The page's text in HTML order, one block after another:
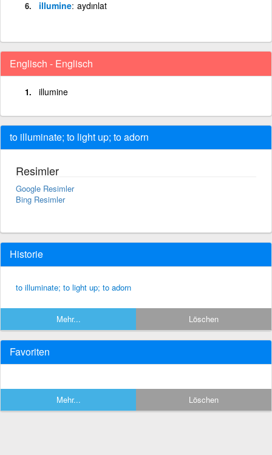
illumine aydınlat
Englisch - Englisch
illumine
to illuminate; to light up; to adorn
Resimler
Google Resimler
Bing Resimler
Historie
to illuminate; to light up; to adorn
Mehr... Löschen
Favoriten
Mehr... Löschen